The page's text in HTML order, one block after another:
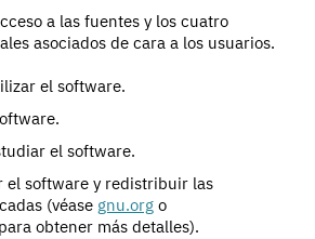
a las fuentes y los cuatro
asociados de cara a los usuarios.
el software.
el software.
el software y redistribuir las
(véase gnu.org o
para obtener más detalles).